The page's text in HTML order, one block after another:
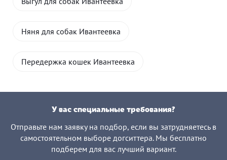
Няня для собак Ивантеевка
Передержка кошек Ивантеевка
У вас специальные требования?
Отправьте нам заявку на подбор, если вы затрудняетесь в
самостоятельном выборе догситтера. Мы бесплатно
подберем для вас лучший вариант.